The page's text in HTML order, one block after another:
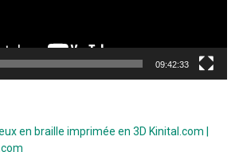
09:42:33
en braille imprimée en 3D Kinital.com |